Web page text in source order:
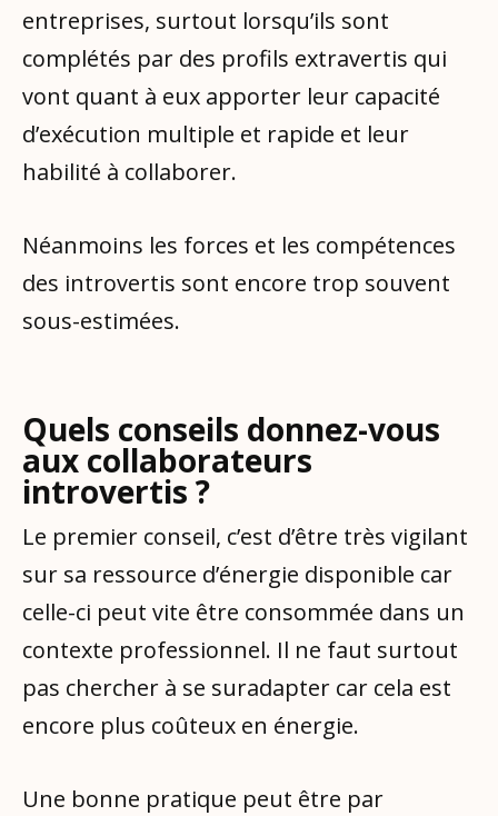
entreprises, surtout lorsqu’ils sont
complétés par des profils extravertis qui
vont quant à eux apporter leur capacité
d’exécution multiple et rapide et leur
habilité à collaborer.
Néanmoins les forces et les compétences
des introvertis sont encore trop souvent
sous-estimées.
Quels conseils donnez-vous
aux collaborateurs
introvertis ?
Le premier conseil, c’est d’être très vigilant
sur sa ressource d’énergie disponible car
celle-ci peut vite être consommée dans un
contexte professionnel. Il ne faut surtout
pas chercher à se suradapter car cela est
encore plus coûteux en énergie.
Une bonne pratique peut être par